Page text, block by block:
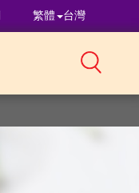
繁體 台灣